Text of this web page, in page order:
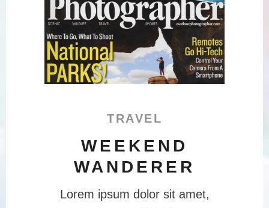
TRAVEL
WEEKEND
WANDERER
Lorem ipsum dolor sit amet,